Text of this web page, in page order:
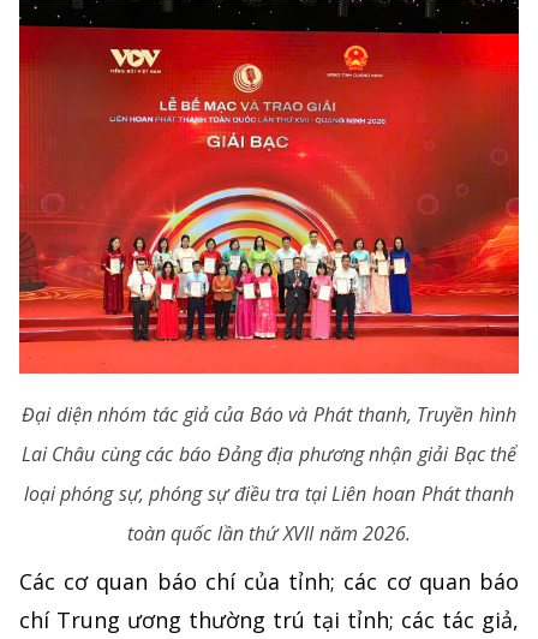
Đại diện nhóm tác giả của Báo và Phát thanh, Truyền hình
Lai Châu cùng các báo Đảng địa phương nhận giải Bạc thể
loại phóng sự, phóng sự điều tra tại Liên hoan Phát thanh
toàn quốc lần thứ XVII năm 2026.
Các cơ quan báo chí của tỉnh; các cơ quan báo
chí Trung ương thường trú tại tỉnh; các tác giả,